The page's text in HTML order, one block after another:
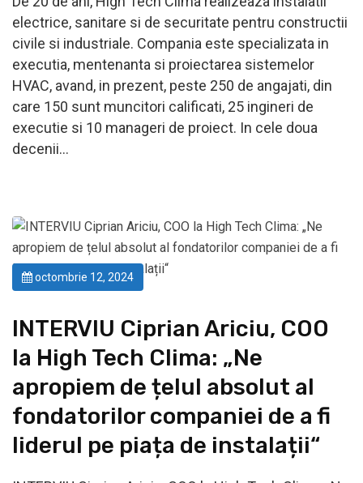
electrice, sanitare si de securitate pentru constructii
civile si industriale. Compania este specializata in
executia, mentenanta si proiectarea sistemelor
HVAC, avand, in prezent, peste 250 de angajati, din
care 150 sunt muncitori calificati, 25 ingineri de
executie si 10 manageri de proiect. In cele doua
decenii…
octombrie 12, 2024
INTERVIU Ciprian Ariciu, COO
la High Tech Clima: „Ne
apropiem de țelul absolut al
fondatorilor companiei de a fi
liderul pe piața de instalații“